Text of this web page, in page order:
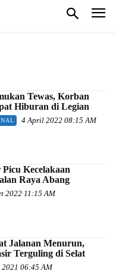
Tewas, Korban
Hiburan di Legian
4 April 2022 08:15 AM
Kecelakaan
Raya Abang
2022 11:15 AM
Jalanan Menurun,
Terguling di Selat
06:45 AM